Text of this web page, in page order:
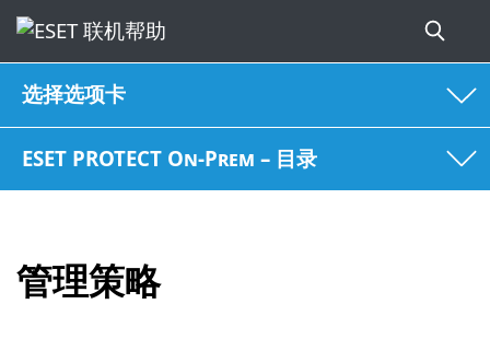
选择选项卡
ESET PROTECT On-Prem – 目录
管理策略